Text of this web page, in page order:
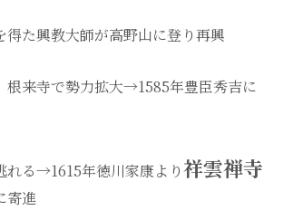
得た興教大師が高野山に登り再興
根来寺で勢力拡大→1585年豊臣秀吉に
れる→1615年徳川家康より祥雲禅寺
寄進